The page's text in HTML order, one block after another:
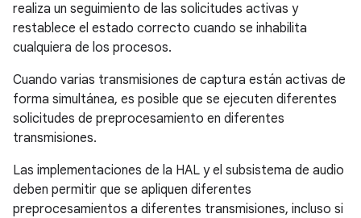
realiza un seguimiento de las solicitudes activas y
restablece el estado correcto cuando se inhabilita
cualquiera de los procesos.
Cuando varias transmisiones de captura están activas de
forma simultánea, es posible que se ejecuten diferentes
solicitudes de preprocesamiento en diferentes
transmisiones.
Las implementaciones de la HAL y el subsistema de audio
deben permitir que se apliquen diferentes
preprocesamientos a diferentes transmisiones, incluso si